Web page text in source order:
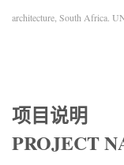
architecture, South Africa.
项目说明
PROJECT